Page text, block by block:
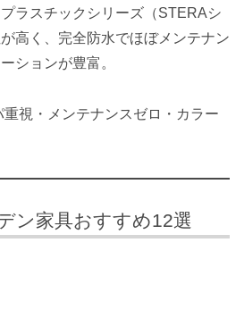
ラスチックシリーズ（STERAシ
高く、完全防水でほぼメンテナン
ションが豊富。
重視・メンテナンスゼロ・カラー
ン家具おすすめ12選